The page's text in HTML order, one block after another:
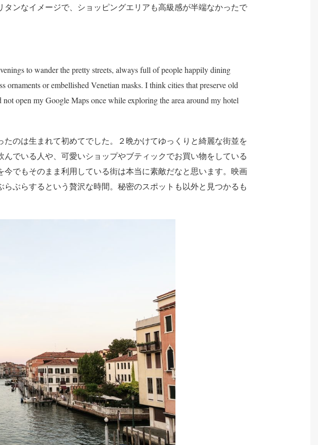
ンなイメージで、ショッピングエリアも高級感が半端なかったで
to wander the pretty streets, always full of people happily dining
or embellished Venetian masks. I think cities that preserve old
open my Google Maps once while exploring the area around my hotel
のは生まれて初めてでした。２晩かけてゆっくりと綺麗な街並を
でいる人や、可愛いショップやブティックでお買い物をしている
でもそのまま利用している街は本当に素敵だなと思います。映画
ぶらするという贅沢な時間。秘密のスポットも以外と見つかるも